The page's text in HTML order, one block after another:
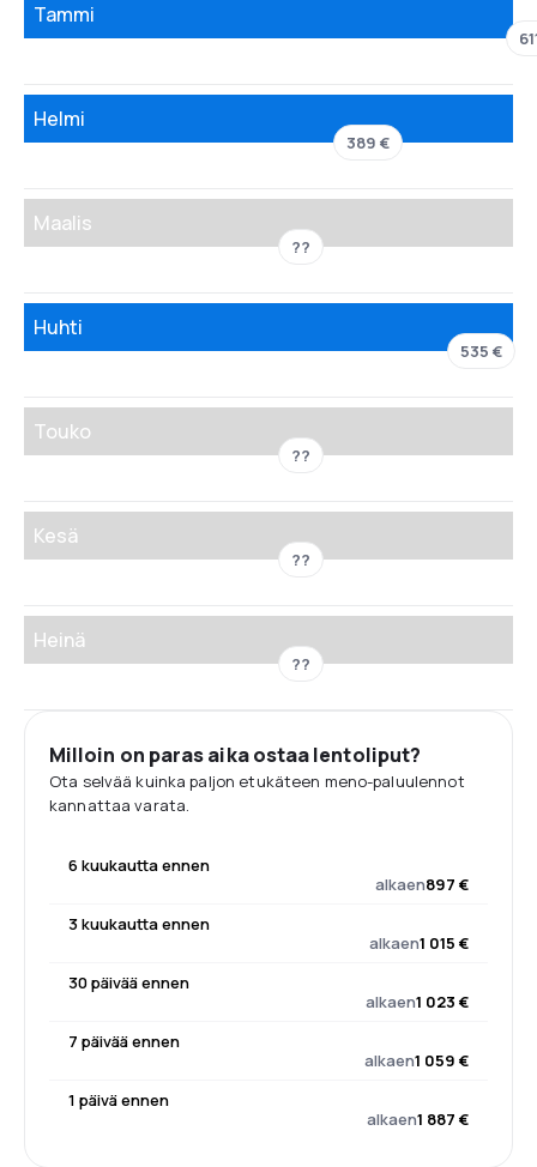
Tammi
Helmi
389 €
Maalis
??
Huhti
535 €
Touko
??
Kesä
??
Heinä
??
Milloin on paras aika ostaa lentoliput?
Ota selvää kuinka paljon etukäteen meno-paluulennot
kannattaa varata.
6 kuukautta ennen
alkaen897 €
3 kuukautta ennen
alkaen1 015 €
30 päivää ennen
alkaen1 023 €
7 päivää ennen
alkaen1 059 €
1 päivä ennen
alkaen1 887 €